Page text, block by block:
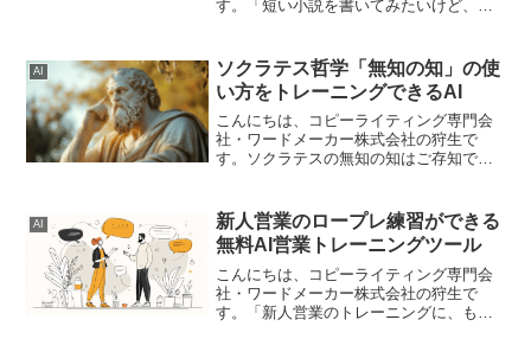
す。「短い小説を書いてみたいけど、ア
心に残る「ショートショート」は、構成
や結末に工夫が必要なため、...
AI
ソクラテス哲学「無知の知」の使
い方をトレーニングできるAI
こんにちは、コピーライティング専門会
社・ワードメーカー株式会社の狩生で
す。ソクラテスの無知の知はご存知です
よりも優れているという考え方です。つ
まり、無知である領域がある...
AI
新人営業のロープレ練習ができる
無料AI営業トレーニングツール
こんにちは、コピーライティング専門会
社・ワードメーカー株式会社の狩生で
す。「新人営業のトレーニングに、もっ